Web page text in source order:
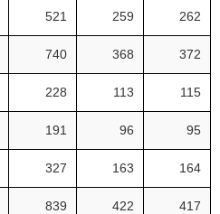
521 259 262
740 368 372
228 113 115
191 96 95
327 163 164
839 422 417